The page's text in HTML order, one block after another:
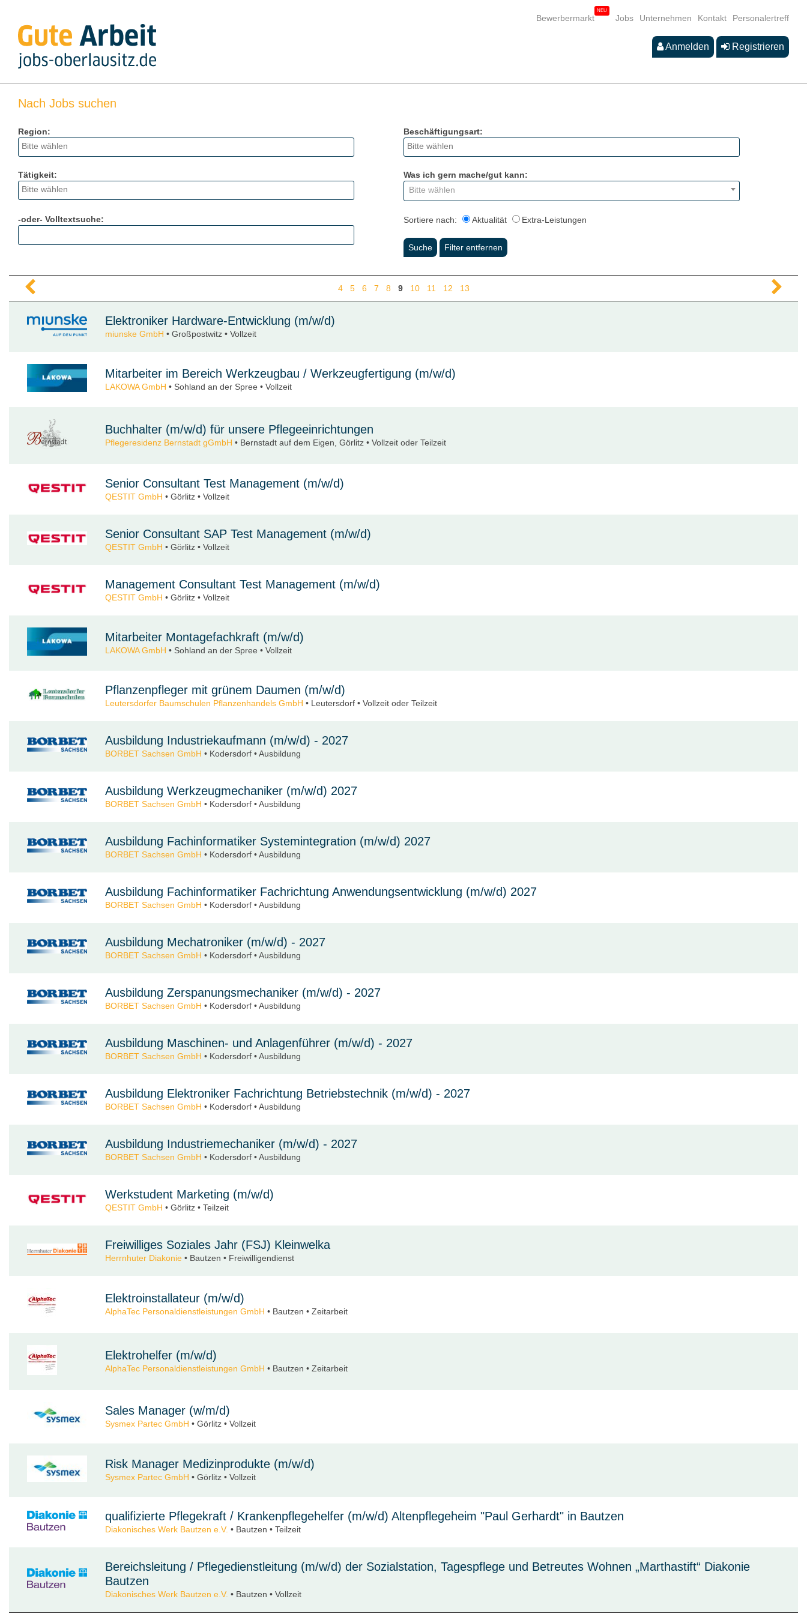
Bewerbermarkt Jobs Unternehmen Kontakt Personalertreff
Anmelden Registrieren
Nach Jobs suchen
Region: Beschäftigungsart:
Tätigkeit:
Was ich gern mache/gut kann:
Bitte wählen
-oder- Volltextsuche: Sortiere nach: Aktualität Extra-Leistungen
4 5 6 7 8 9 10 11 12 13
Elektroniker Hardware-Entwicklung (m/w/d)
miunske GmbH • Großpostwitz • Vollzeit
Mitarbeiter im Bereich Werkzeugbau / Werkzeugfertigung (m/w/d)
LAKOWA GmbH • Sohland an der Spree • Vollzeit
Buchhalter (m/w/d) für unsere Pflegeeinrichtungen
Pflegeresidenz Bernstadt gGmbH • Bernstadt auf dem Eigen, Görlitz • Vollzeit oder Teilzeit
Senior Consultant Test Management (m/w/d)
QESTIT GmbH • Görlitz • Vollzeit
Senior Consultant SAP Test Management (m/w/d)
QESTIT GmbH • Görlitz • Vollzeit
Management Consultant Test Management (m/w/d)
QESTIT GmbH • Görlitz • Vollzeit
Mitarbeiter Montagefachkraft (m/w/d)
LAKOWA GmbH • Sohland an der Spree • Vollzeit
Pflanzenpfleger mit grünem Daumen (m/w/d)
Leutersdorfer Baumschulen Pflanzenhandels GmbH • Leutersdorf • Vollzeit oder Teilzeit
Ausbildung Industriekaufmann (m/w/d) - 2027
BORBET Sachsen GmbH • Kodersdorf • Ausbildung
Ausbildung Werkzeugmechaniker (m/w/d) 2027
BORBET Sachsen GmbH • Kodersdorf • Ausbildung
Ausbildung Fachinformatiker Systemintegration (m/w/d) 2027
BORBET Sachsen GmbH • Kodersdorf • Ausbildung
Ausbildung Fachinformatiker Fachrichtung Anwendungsentwicklung (m/w/d) 2027
BORBET Sachsen GmbH • Kodersdorf • Ausbildung
Ausbildung Mechatroniker (m/w/d) - 2027
BORBET Sachsen GmbH • Kodersdorf • Ausbildung
Ausbildung Zerspanungsmechaniker (m/w/d) - 2027
BORBET Sachsen GmbH • Kodersdorf • Ausbildung
Ausbildung Maschinen- und Anlagenführer (m/w/d) - 2027
BORBET Sachsen GmbH • Kodersdorf • Ausbildung
Ausbildung Elektroniker Fachrichtung Betriebstechnik (m/w/d) - 2027
BORBET Sachsen GmbH • Kodersdorf • Ausbildung
Ausbildung Industriemechaniker (m/w/d) - 2027
BORBET Sachsen GmbH • Kodersdorf • Ausbildung
Werkstudent Marketing (m/w/d)
QESTIT GmbH • Görlitz • Teilzeit
Freiwilliges Soziales Jahr (FSJ) Kleinwelka
Herrnhuter Diakonie • Bautzen • Freiwilligendienst
Elektroinstallateur (m/w/d)
AlphaTec Personaldienstleistungen GmbH • Bautzen • Zeitarbeit
Elektrohelfer (m/w/d)
AlphaTec Personaldienstleistungen GmbH • Bautzen • Zeitarbeit
Sales Manager (w/m/d)
Sysmex Partec GmbH • Görlitz • Vollzeit
Risk Manager Medizinprodukte (m/w/d)
Sysmex Partec GmbH • Görlitz • Vollzeit
qualifizierte Pflegekraft / Krankenpflegehelfer (m/w/d) Altenpflegeheim "Paul Gerhardt" in Bautzen
Diakonisches Werk Bautzen e.V. • Bautzen • Teilzeit
Bereichsleitung / Pflegedienstleitung (m/w/d) der Sozialstation, Tagespflege und Betreutes Wohnen „Marthastift“ Diakonie
Bautzen
Diakonisches Werk Bautzen e.V. • Bautzen • Vollzeit